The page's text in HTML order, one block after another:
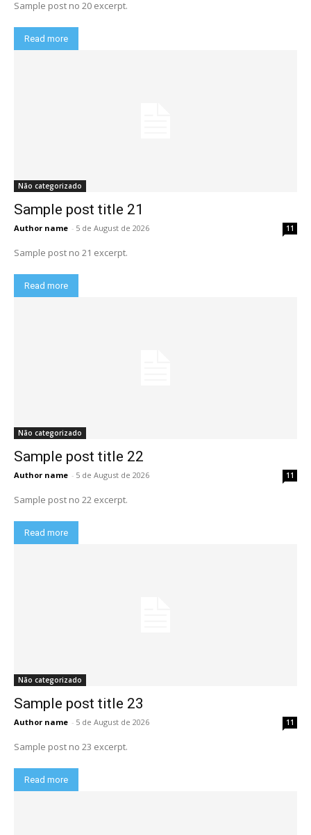
Sample post no 20 excerpt.
Read more
Não categorizado
Sample post title 21
Author name - 5 de August de 2026 11
Sample post no 21 excerpt.
Read more
Não categorizado
Sample post title 22
Author name - 5 de August de 2026 11
Sample post no 22 excerpt.
Read more
Não categorizado
Sample post title 23
Author name - 5 de August de 2026 11
Sample post no 23 excerpt.
Read more